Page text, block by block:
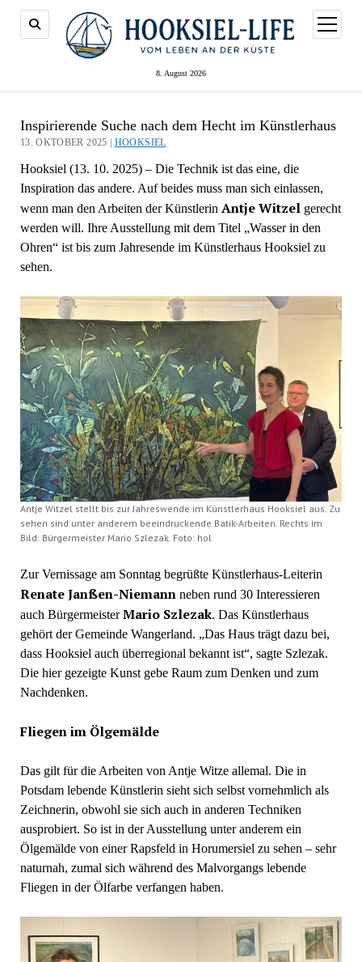
8. August 2026
Menü
öffnen
Inspirierende Suche nach dem Hecht im Künstlerhaus
13. OKTOBER 2025 | HOOKSIEL
Hooksiel (13. 10. 2025) – Die Technik ist das eine, die
Inspiration das andere. Auf beides muss man sich einlassen,
wenn man den Arbeiten der Künstlerin Antje Witzel gerecht
werden will. Ihre Ausstellung mit dem Titel „Wasser in den
Ohren“ ist bis zum Jahresende im Künstlerhaus Hooksiel zu
sehen.
Antje Witzel stellt bis zur Jahreswende im Künstlerhaus Hooksiel aus. Zu
sehen sind unter anderem beeindruckende Batik-Arbeiten. Rechts im
Bild: Bürgermeister Mario Szlezak. Foto: hol
Zur Vernissage am Sonntag begrüßte Künstlerhaus-Leiterin
Renate Janßen-Niemann neben rund 30 Interessieren
auch BürgermeisterMario Szlezak. Das Künstlerhaus
gehört der Gemeinde Wangerland. „Das Haus trägt dazu bei,
dass Hooksiel auch überregional bekannt ist“, sagte Szlezak.
Die hier gezeigte Kunst gebe Raum zum Denken und zum
Nachdenken.
Fliegen im Ölgemälde
Das gilt für die Arbeiten von Antje Witze allemal. Die in
Potsdam lebende Künstlerin sieht sich selbst vornehmlich als
Zeichnerin, obwohl sie sich auch in anderen Techniken
ausprobiert. So ist in der Ausstellung unter anderem ein
Ölgemälde von einer Rapsfeld in Horumersiel zu sehen – sehr
naturnah, zumal sich während des Malvorgangs lebende
Fliegen in der Ölfarbe verfangen haben.